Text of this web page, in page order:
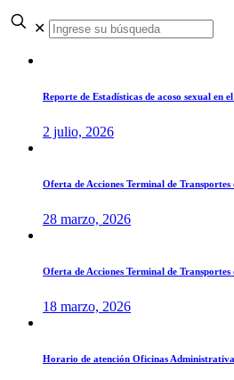
✕
Reporte de Estadísticas de acoso sexual en
2 julio, 2026
Oferta de Acciones Terminal de Transportes
28 marzo, 2026
Oferta de Acciones Terminal de Transportes
18 marzo, 2026
Horario de atención Oficinas